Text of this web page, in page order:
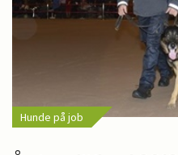
Hunde på job